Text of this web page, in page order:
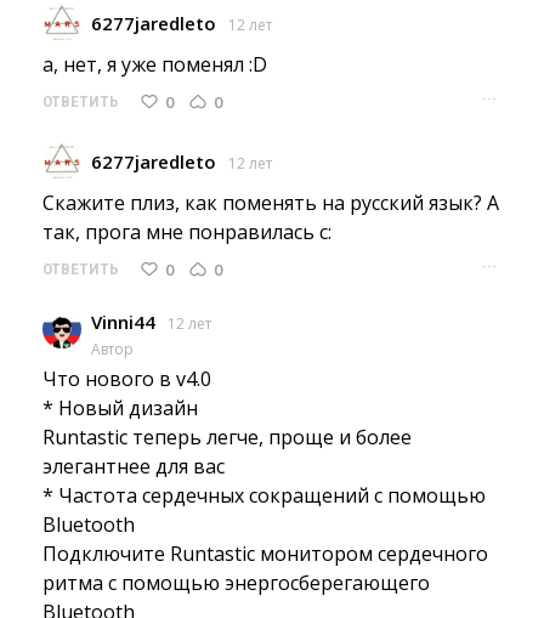
6277jaredleto 12 лет
а, нет, я уже поменял :D
ОТВЕТИТЬ 0 0 ···
6277jaredleto 12 лет
Скажите плиз, как поменять на русский язык? А
так, прога мне понравилась с:
ОТВЕТИТЬ 0 0 ···
Vinni44
12 лет
Автор
Что нового в v4.0
* Новый дизайн
Runtastic теперь легче, проще и более
элегантнее для вас
* Частота сердечных сокращений с помощью
Bluetooth
Подключите Runtastic монитором сердечного
ритма с помощью энергосберегающего
Bluetooth